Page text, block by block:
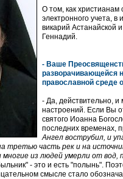
О том, как христианам
электронного учета,
викарий Астанайской
Геннадий.
- Ваше
разворачивающейся
православной среде
- Да, действительно, и
настроений. Если Вы
святого Иоанна
последних временах,
Ангел вострубил, и
третью часть рек и на
многие из людей умерли от вод,
- это и есть "полынь".
смысле стало